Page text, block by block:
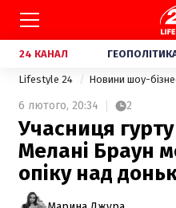
24 КАНАЛ
Lifestyle 24 Новини шоу-
6 лютого, 20:34 2
Учасниця
Мелані Браун
опіку над